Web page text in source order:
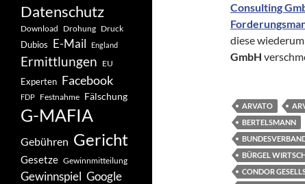
Consulting
diese
GmbH
ARVATO
BERTELSMANN
BÜRGEL
CONDOR
Datenschutz
Download Drohung Druck
Dubios E-Mail England
Ermittlungen EU
Experten Facebook
FDP Festnahme Fälschung
G-MAFIA
Gebühren Gericht
Gesetze Gewinnmitteilung
Gewinnspiel Google